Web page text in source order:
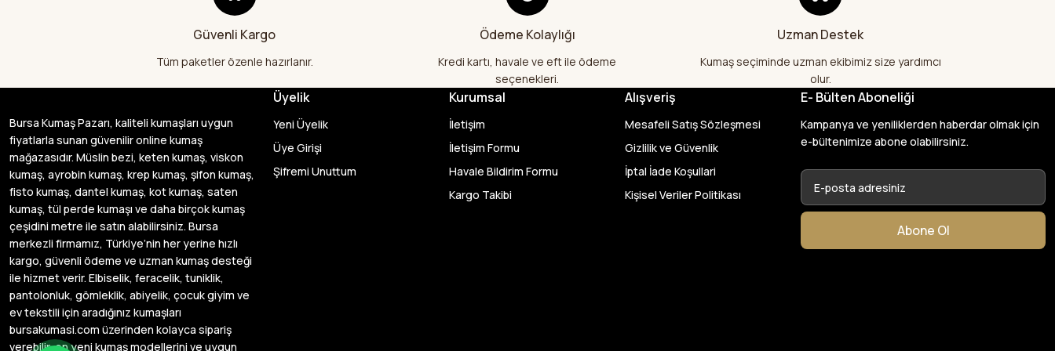
hem ölçü olarak hem görüntü,doku olarak çok
A... S... | 24/07/2026
bu kadar çeşit görmedim büyük kolaylık emeği
geçenlere teşekkür ediyorum
Abdurrahman Samsur | 24/07/2026
Güvenli Kargo
Tüm paketler özenle hazırlanır.
Ödeme Kolaylığı
Kredi kartı, havale ve eft ile ödeme
seçenekleri.
Uzman Destek
Kumaş seçiminde uzman ekibimiz size yardımcı
olur.
Bursa Kumaş Pazarı, kaliteli kumaşları uygun
fiyatlarla sunan güvenilir online kumaş
mağazasıdır. Müslin bezi, keten kumaş, viskon
kumaş, ayrobin kumaş, krep kumaş, şifon kumaş,
fisto kumaş, dantel kumaş, kot kumaş, saten
kumaş, tül perde kumaşı ve daha birçok kumaş
çeşidini metre ile satın alabilirsiniz. Bursa
merkezli firmamız, Türkiye’nin her yerine hızlı
kargo, güvenli ödeme ve uzman kumaş desteği
ile hizmet verir. Elbiselik, feracelik, tuniklik,
pantolonluk, gömleklik, abiyelik, çocuk giyim ve
ev tekstili için aradığınız kumaşları
bursakumasi.com üzerinden kolayca sipariş
verebilir, en yeni kumaş modellerini ve uygun
Üyelik
Yeni Üyelik
Üye Girişi
Şifremi Unuttum
Kurumsal
İletişim
İletişim Formu
Havale Bildirim Formu
Kargo Takibi
Alışveriş
Mesafeli Satış Sözleşmesi
Gizlilik ve Güvenlik
İptal İade Koşullari
Kişisel Veriler Politikası
E- Bülten Aboneliği
Kampanya ve yeniliklerden haberdar olmak için
e-bültenimize abone olabilirsiniz.
Abone Ol